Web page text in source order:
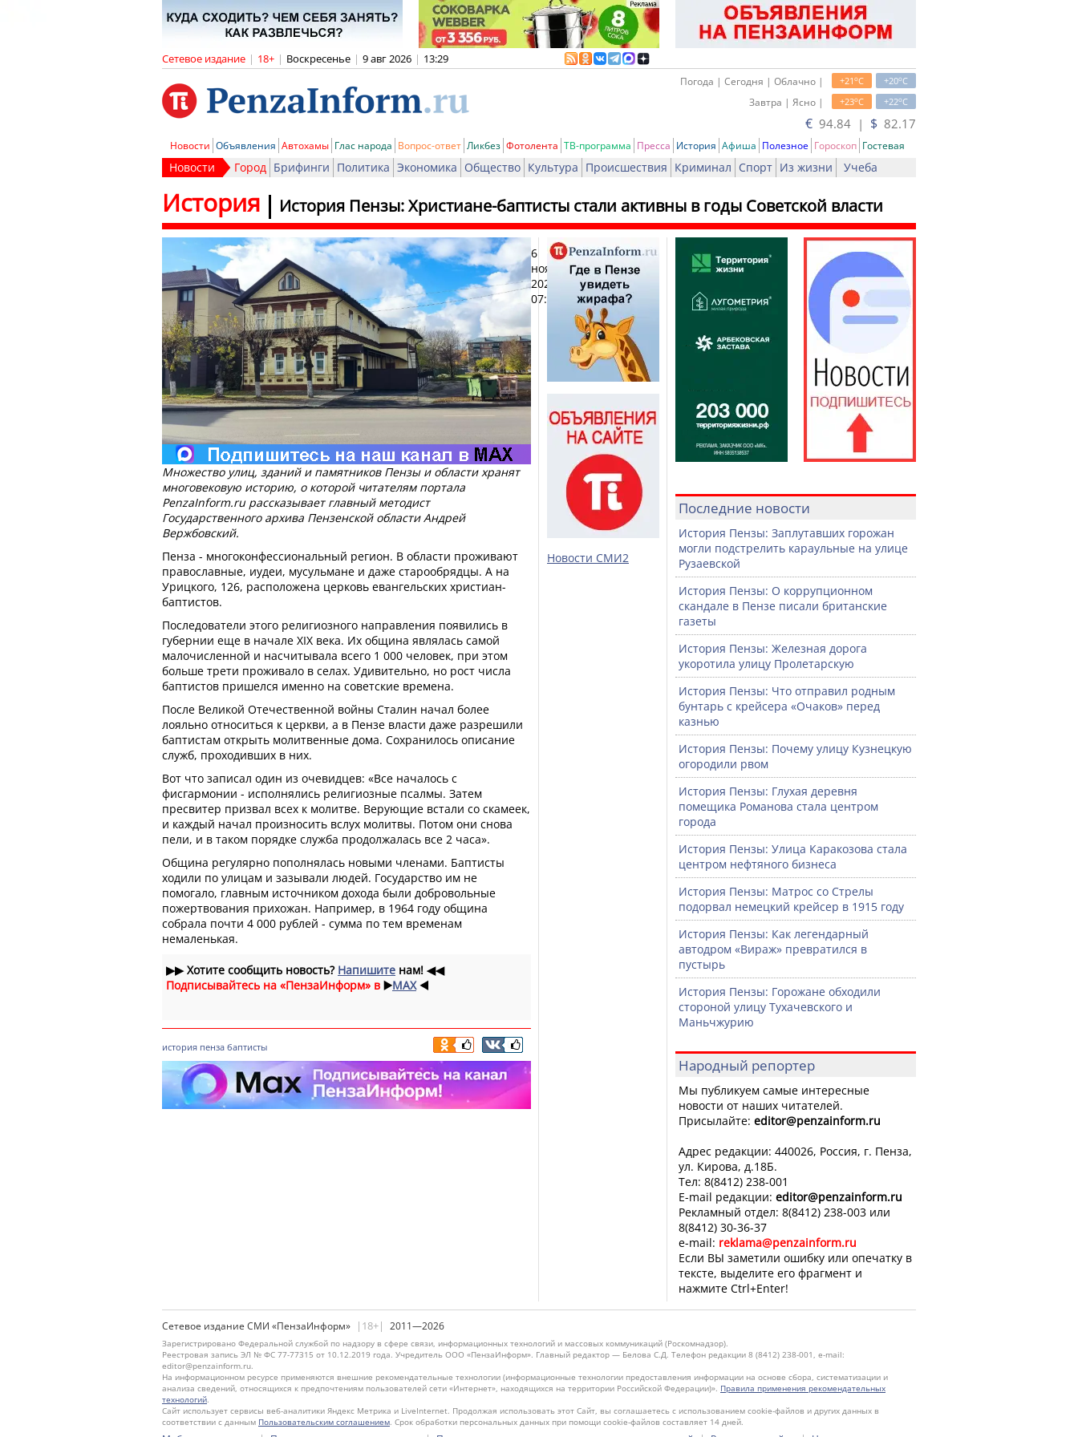
Сетевое издание | 18+ | Воскресенье | 9 авг 2026 | 13:29
+20oC
+21oC
Погода | Сегодня | Облачно |
+22oC
+23oC
Завтра | Ясно |
€ 94.84 | $ 82.17
Новости Объявления Автохамы Глас народа Вопрос-ответ Ликбез Фотолента ТВ-программа Пресса История Афиша Полезное Гороскоп Гостевая
Новости Город Брифинги Политика Экономика Общество Культура Происшествия Криминал Спорт Из жизни Учеба
История Пензы: Христиане-баптисты стали активны в годы Советской власти
История
6
ноября
2024,
07:39
Печать
Множество улиц, зданий и памятников Пензы и области хранят
многовековую историю, о которой читателям портала
PenzaInform.ru рассказывает главный методист
Государственного архива Пензенской области Андрей
Вержбовский.
Пенза - многоконфессиональный регион. В области проживают
православные, иудеи, мусульмане и даже старообрядцы. А на
Урицкого, 126, расположена церковь евангельских христиан-
баптистов.
Последователи этого религиозного направления появились в
губернии еще в начале XIX века. Их община являлась самой
малочисленной и насчитывала всего 1 000 человек, при этом
больше трети проживало в селах. Удивительно, но рост числа
баптистов пришелся именно на советские времена.
После Великой Отечественной войны Сталин начал более
лояльно относиться к церкви, а в Пензе власти даже разрешили
баптистам открыть молитвенные дома. Сохранилось описание
служб, проходивших в них.
Вот что записал один из очевидцев: «Все началось с
фисгармонии - исполнялись религиозные псалмы. Затем
пресвитер призвал всех к молитве. Верующие встали со скамеек,
и каждый начал произносить вслух молитвы. Потом они снова
пели, и в таком порядке служба продолжалась все 2 часа».
Община регулярно пополнялась новыми членами. Баптисты
ходили по улицам и зазывали людей. Государство им не
помогало, главным источником дохода были добровольные
пожертвования прихожан. Например, в 1964 году община
собрала почти 4 000 рублей - сумма по тем временам
немаленькая.
▶▶Хотите сообщить новость? Напишите нам! ◀◀
Подписывайтесь на «ПензаИнформ» в ▶️MAX ◀️
история пенза баптисты
Новости СМИ2
Последние новости
История Пензы: Заплутавших горожан
могли подстрелить караульные на улице
Рузаевской
История Пензы: О коррупционном
скандале в Пензе писали британские
газеты
История Пензы: Железная дорога
укоротила улицу Пролетарскую
История Пензы: Что отправил родным
бунтарь с крейсера «Очаков» перед
казнью
История Пензы: Почему улицу Кузнецкую
огородили рвом
История Пензы: Глухая деревня
помещика Романова стала центром
города
История Пензы: Улица Каракозова стала
центром нефтяного бизнеса
История Пензы: Матрос со Стрелы
подорвал немецкий крейсер в 1915 году
История Пензы: Как легендарный
автодром «Вираж» превратился в
пустырь
История Пензы: Горожане обходили
стороной улицу Тухачевского и
Маньчжурию
Народный репортер
Мы публикуем самые интересные
новости от наших читателей.
Присылайте: editor@penzainform.ru
Адрес редакции: 440026, Россия, г. Пенза,
ул. Кирова, д.18Б.
Тел: 8(8412) 238-001
E-mail редакции: editor@penzainform.ru
Рекламный отдел: 8(8412) 238-003 или
8(8412) 30-36-37
e-mail: reklama@penzainform.ru
Если ВЫ заметили ошибку или опечатку в
тексте, выделите его фрагмент и
нажмите Ctrl+Enter!
Сетевое издание СМИ «ПензаИнформ» |18+| 2011—2026
Зарегистрировано Федеральной службой по надзору в сфере связи, информационных технологий и массовых коммуникаций (Роскомнадзор).
Реестровая запись ЭЛ № ФС 77-77315 от 10.12.2019 года. Учредитель ООО «ПензаИнформ». Главный редактор — Белова С.Д. Телефон редакции 8 (8412) 238-001, e-mail:
editor@penzainform.ru.
На информационном ресурсе применяются внешние рекомендательные технологии (информационные технологии предоставления информации на основе сбора, систематизации и
анализа сведений, относящихся к предпочтениям пользователей сети «Интернет», находящихся на территории Российской Федерации)». Правила применения рекомендательных
технологий.
Сайт использует сервисы веб-аналитики Яндекс Метрика и LiveInternet. Продолжая использовать этот Сайт, вы соглашаетесь с использованием cookie-файлов и других данных в
соответствии с данным Пользовательским соглашением. Срок обработки персональных данных при помощи cookie-файлов составляет 14 дней.